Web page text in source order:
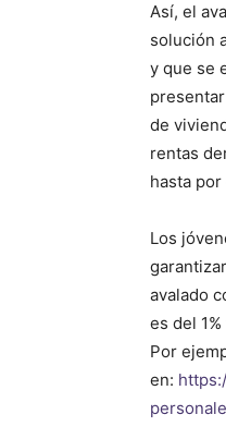
Así, el
solución
y que se
de
rentas
hasta
Los
avalado
es del
Por
en: